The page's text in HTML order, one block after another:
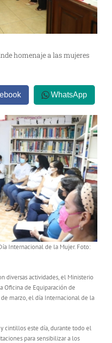
homenaje a las mujeres
WhatsApp
Internacional de la Mujer. Foto:
diversas actividades, el Ministerio
Oficina de Equiparación de
marzo, el día Internacional de la
cintillos este día, durante todo el
para sensibilizar a los